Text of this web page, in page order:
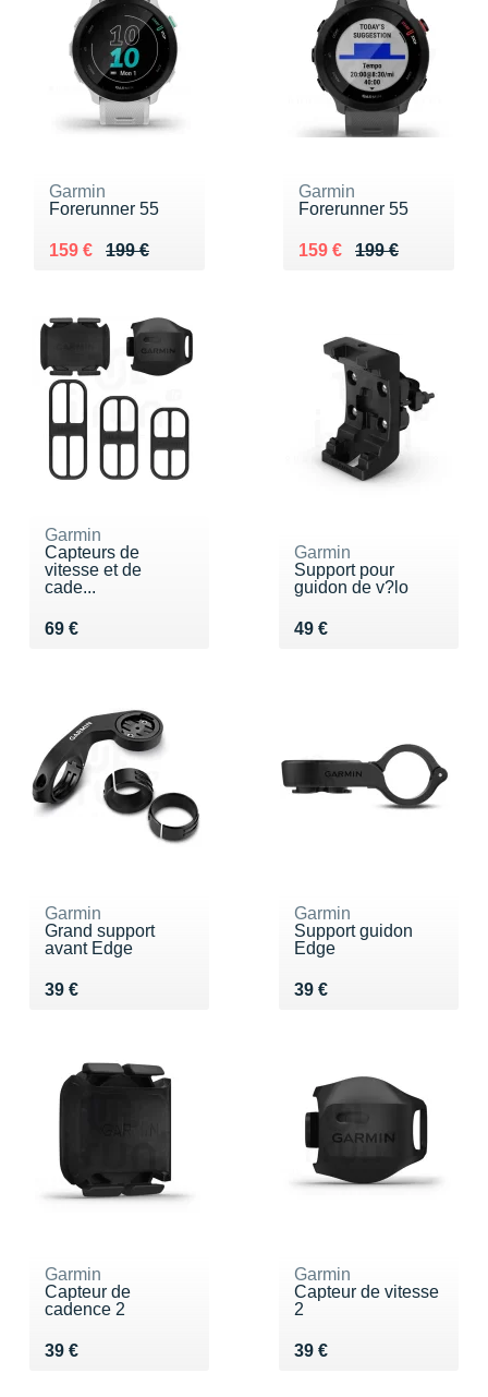
Garmin
Forerunner 55
199 €
Au lieu de 199 €
159 €
Vendu 159 €
Garmin
Forerunner 55
199 €
Au lieu de 199 €
159 €
Vendu 159 €
Garmin
Capteurs de
vitesse et de
cade...
69 €
Vendu 69 €
Garmin
Support pour
guidon de v?lo
49 €
Vendu 49 €
Garmin
Grand support
avant Edge
39 €
Vendu 39 €
Garmin
Support guidon
Edge
39 €
Vendu 39 €
Garmin
Capteur de
cadence 2
39 €
Vendu 39 €
Garmin
Capteur de vitesse
2
39 €
Vendu 39 €